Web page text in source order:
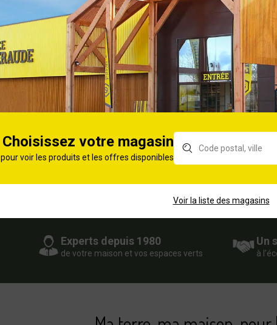
Masque de soudure GYS
Venus Blue True color
Experts depuis 1980
de votre maison et vos espaces verts
Un
à
Choisissez votre magasin
pour voir les produits et les offres disponibles
Voir la liste des magasins